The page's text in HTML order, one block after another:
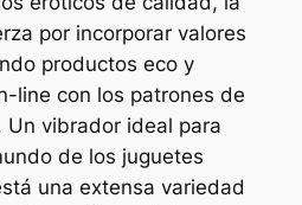
por incorporar valores
productos eco y
line con los patrones de
Un vibrador ideal para
de los juguetes
una extensa variedad